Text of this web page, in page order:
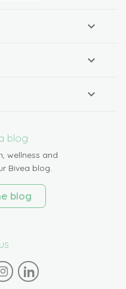
blog
wellness and
Bivea blog.
blog